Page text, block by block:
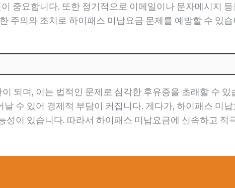
중요합니다. 또한 정기적으로 이메일이나 문자메시지
주의와 조치로 하이패스 미납요금 문제를 예방할 수 있습
되며, 이는 법적인 문제로 심각한 후유증을 초래할 수 있
수 있어 경제적 부담이 커집니다. 게다가, 하이패스 미
이 있습니다. 따라서 하이패스 미납요금에 신속하고 적